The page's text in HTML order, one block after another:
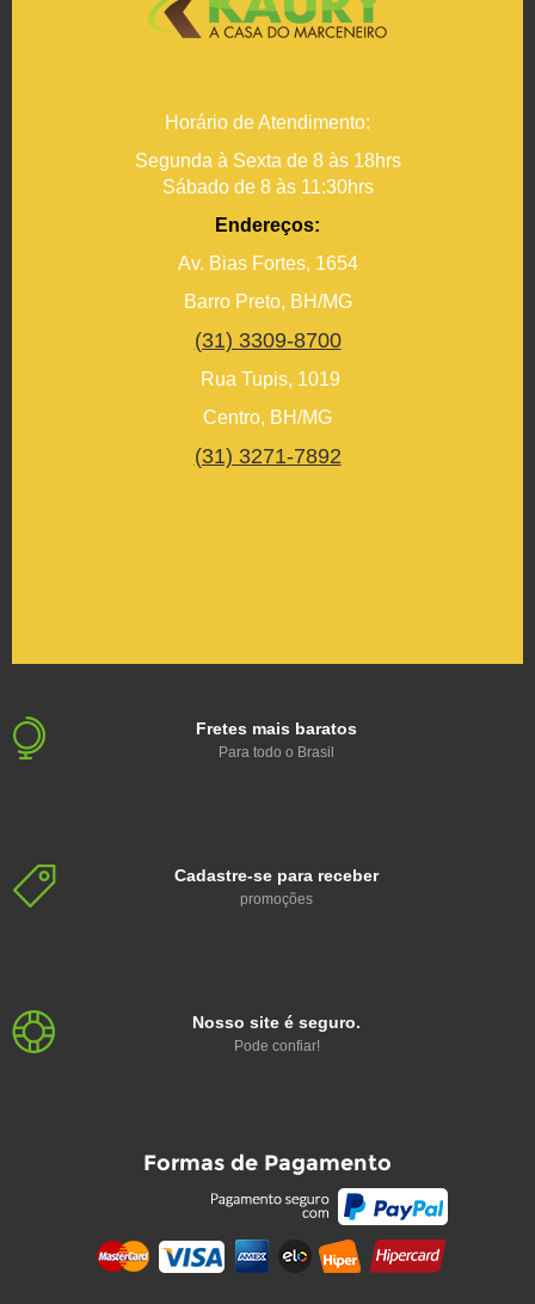
Horário de Atendimento:
Segunda à Sexta de 8 às 18hrs
Sábado de 8 às 11:30hrs
Endereços:
Av. Bias Fortes, 1654
Barro Preto, BH/MG
(31) 3309-8700
Rua Tupis, 1019
Centro, BH/MG
(31) 3271-7892
Fretes mais baratos
Para todo o Brasil
Cadastre-se para receber
promoções
Nosso site é seguro.
Pode confiar!
Formas de Pagamento